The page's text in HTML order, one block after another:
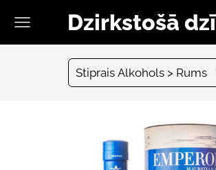
Dzirkstošā
Stiprais Alkohols > Rums